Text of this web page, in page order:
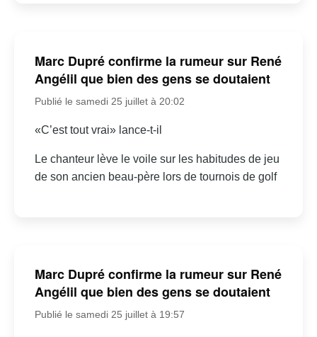
Marc Dupré confirme la rumeur sur René
Angélil que bien des gens se doutaient
Publié le samedi 25 juillet à 20:02
«C’est tout vrai» lance-t-il
Le chanteur lève le voile sur les habitudes de jeu
de son ancien beau-père lors de tournois de golf
Marc Dupré confirme la rumeur sur René
Angélil que bien des gens se doutaient
Publié le samedi 25 juillet à 19:57